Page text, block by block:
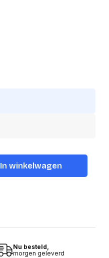
In winkelwagen
Nu besteld,
morgen geleverd